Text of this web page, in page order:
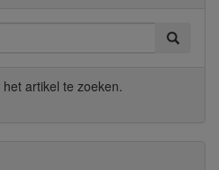
artikel te zoeken.